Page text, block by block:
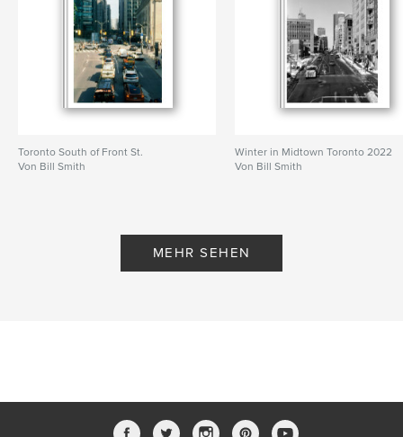
Toronto South of Front St.
Von Bill Smith
Winter in Midtown Toronto 2022
Von Bill Smith
MEHR SEHEN